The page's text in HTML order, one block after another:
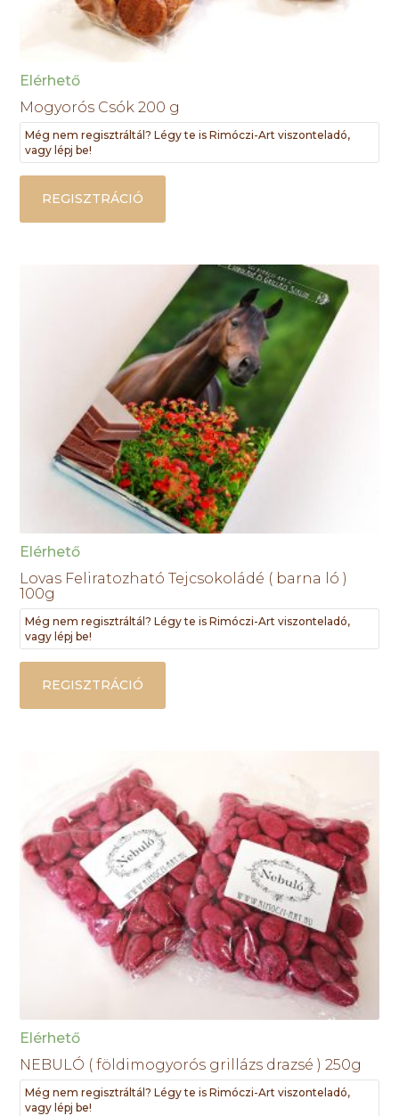
Elérhető
Mogyorós Csók 200 g
Még nem regisztráltál? Légy te is Rimóczi-Art viszonteladó,
vagy lépj be!
REGISZTRÁCIÓ
Elérhető
Lovas Feliratozható Tejcsokoládé ( barna ló )
100g
Még nem regisztráltál? Légy te is Rimóczi-Art viszonteladó,
vagy lépj be!
REGISZTRÁCIÓ
Elérhető
NEBULÓ ( földimogyorós grillázs drazsé ) 250g
Még nem regisztráltál? Légy te is Rimóczi-Art viszonteladó,
vagy lépj be!